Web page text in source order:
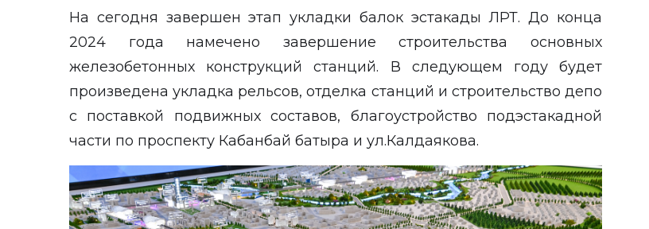
На сегодня завершен этап укладки балок эстакады ЛРТ. До конца
2024 года намечено завершение строительства основных
железобетонных конструкций станций. В следующем году будет
произведена укладка рельсов, отделка станций и строительство депо
с поставкой подвижных составов, благоустройство подэстакадной
части по проспекту Кабанбай батыра и ул.Калдаякова.